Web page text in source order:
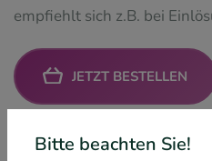
empfiehlt sich z.B. bei
JETZT BESTELLEN
FÜR WIEDERVERKÄUFER
Bitte beachten Sie!